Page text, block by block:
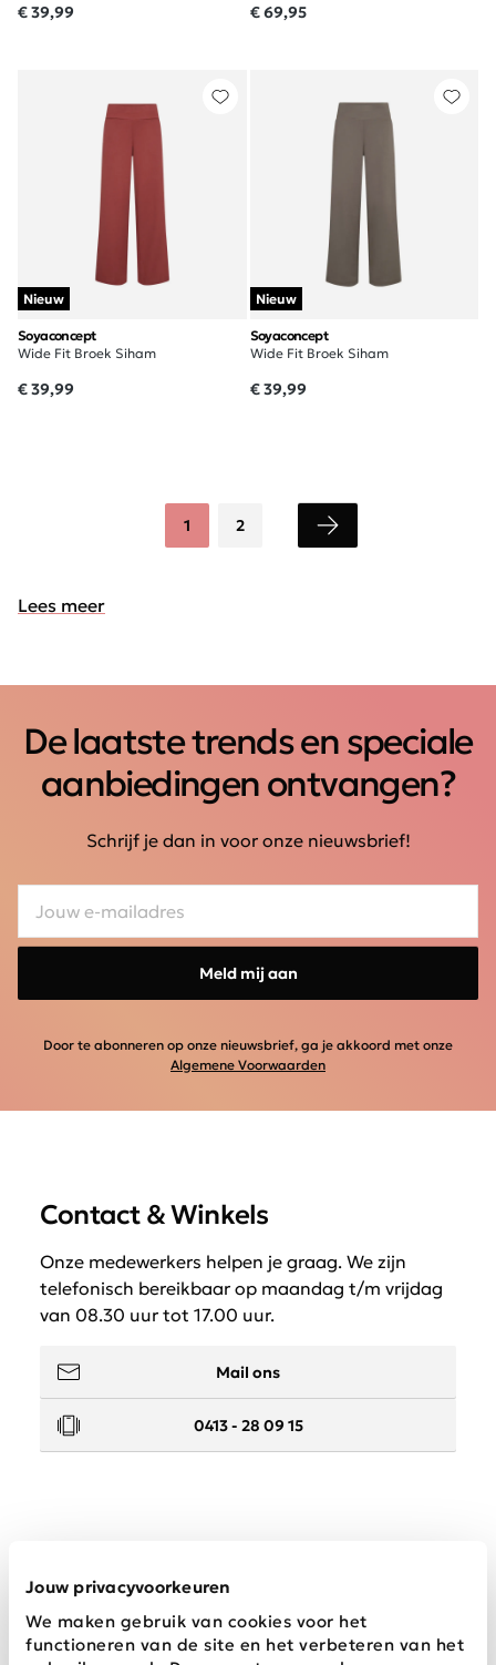
Jouw privacyvoorkeuren
We maken gebruik van cookies voor het
functioneren van de site en het verbeteren van het
€ 39,99 € 69,95
Nieuw
Soyaconcept
Wide Fit Broek Siham
€ 39,99
Nieuw
Soyaconcept
Wide Fit Broek Siham
€ 39,99
1 2
Lees meer
De laatste trends en speciale
aanbiedingen ontvangen?
Schrijf je dan in voor onze nieuwsbrief!
Meld mij aan
Door te abonneren op onze nieuwsbrief, ga je akkoord met onze
Algemene Voorwaarden
Contact & Winkels
Onze medewerkers helpen je graag. We zijn
telefonisch bereikbaar op maandag t/m vrijdag
van 08.30 uur tot 17.00 uur.
Mail ons
0413 - 28 09 15
Wij zijn Schijvens mode